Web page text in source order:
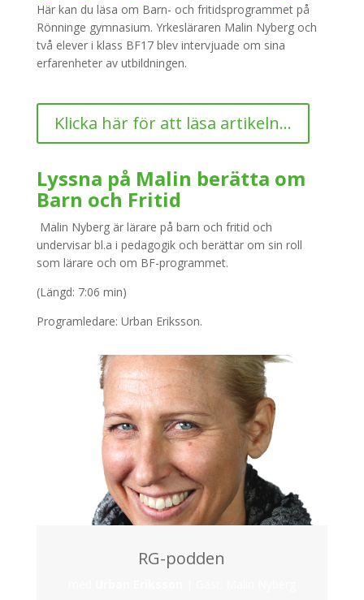
Här kan du läsa om Barn- och fritidsprogrammet på
Rönninge gymnasium. Yrkesläraren Malin Nyberg och
två elever i klass BF17 blev intervjuade om sina
erfarenheter av utbildningen.
Klicka här för att läsa artikeln...
Lyssna på Malin berätta om
Barn och Fritid
Malin Nyberg är lärare på barn och fritid och
undervisar bl.a i pedagogik och berättar om sin roll
som lärare och om BF-programmet.
(Längd: 7:06 min)
Programledare: Urban Eriksson.
RG-podden